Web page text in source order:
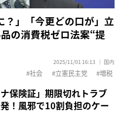
？」「今更どの口が」立
の消費税ゼロ法案“提
2025/11/01 16:13 国内
社会 立憲民主党 増税
ナ保険証」期限切れトラブ
！風邪で10割負担のケー